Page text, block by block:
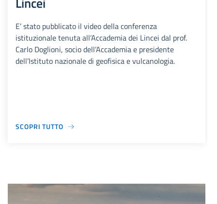
E’ stato pubblicato il video della conferenza
istituzionale tenuta all’Accademia dei Lincei dal prof.
Carlo Doglioni, socio dell’Accademia e presidente
dell’Istituto nazionale di geofisica e vulcanologia.
SCOPRI TUTTO